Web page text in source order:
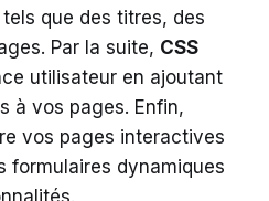
que des titres, des
Par la suite, CSS
utilisateur en ajoutant
à vos pages. Enfin,
vos pages interactives
formulaires dynamiques